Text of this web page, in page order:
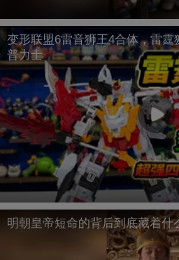
变形联盟6雷音狮王4合体，雷
普力士
明朝皇帝短命的背后到底藏着什